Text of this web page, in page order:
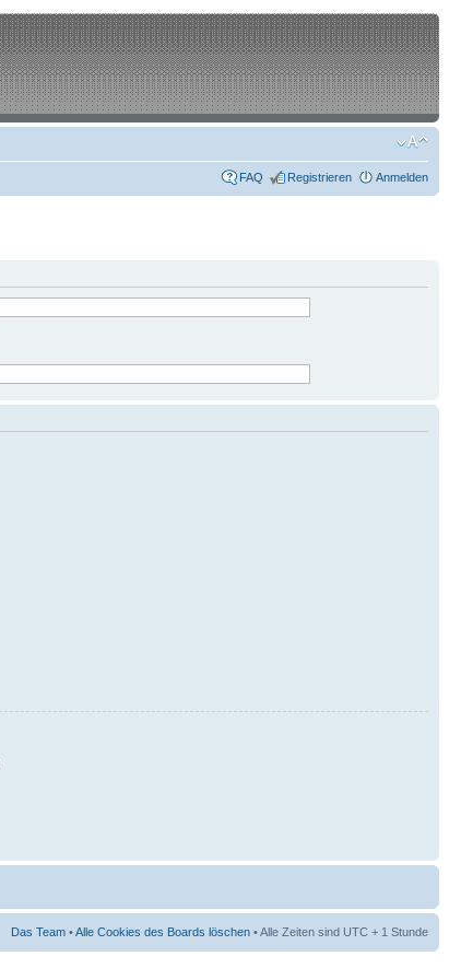
FAQ Registrieren Anmelden
Das Team •Alle Cookies des Boards löschen • Alle Zeiten sind UTC + 1 Stunde